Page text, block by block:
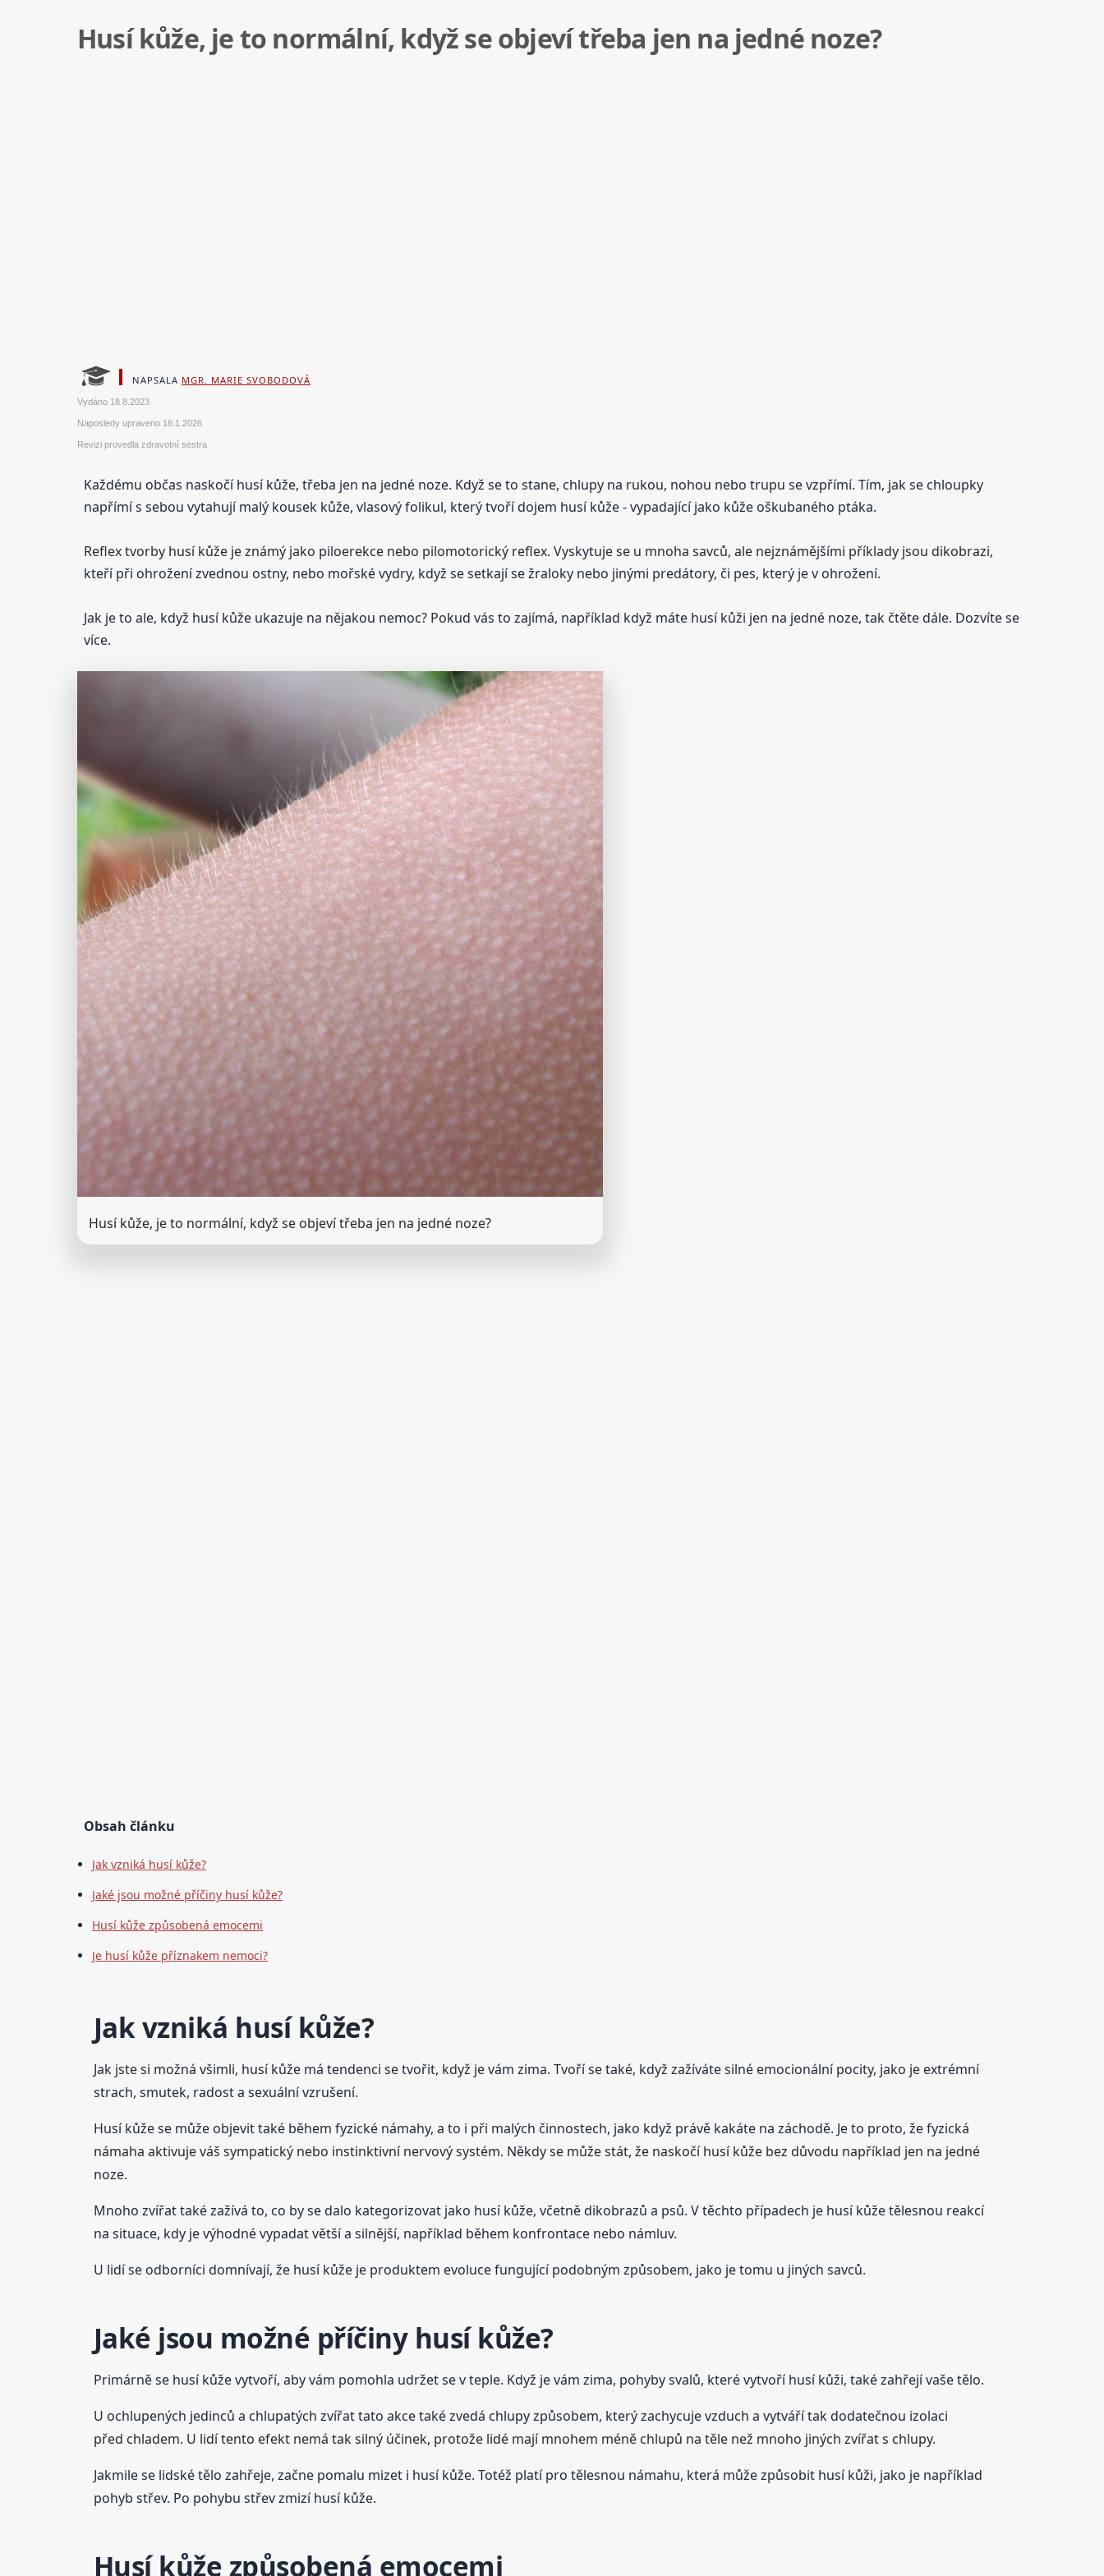
Husí kůže, je to normální, když se objeví třeba jen na jedné noze?
NAPSALA MGR. MARIE SVOBODOVÁ
Vydáno 18.8.2023
Naposledy upraveno 16.1.2026
Revizi provedla zdravotní sestra
Každému občas naskočí husí kůže, třeba jen na jedné noze. Když se to stane, chlupy na rukou, nohou nebo trupu se vzpřímí. Tím, jak se chloupky
napřímí s sebou vytahují malý kousek kůže, vlasový folikul, který tvoří dojem husí kůže - vypadající jako kůže oškubaného ptáka.
Reflex tvorby husí kůže je známý jako piloerekce nebo pilomotorický reflex. Vyskytuje se u mnoha savců, ale nejznámějšími příklady jsou dikobrazi,
kteří při ohrožení zvednou ostny, nebo mořské vydry, když se setkají se žraloky nebo jinými predátory, či pes, který je v ohrožení.
Jak je to ale, když husí kůže ukazuje na nějakou nemoc? Pokud vás to zajímá, například když máte husí kůži jen na jedné noze, tak čtěte dále. Dozvíte se
více.
Husí kůže, je to normální, když se objeví třeba jen na jedné noze?
Obsah článku
Jak vzniká husí kůže?
Jaké jsou možné příčiny husí kůže?
Husí kůže způsobená emocemi
Je husí kůže příznakem nemoci?
Jak vzniká husí kůže?
Jak jste si možná všimli, husí kůže má tendenci se tvořit, když je vám zima. Tvoří se také, když zažíváte silné emocionální pocity, jako je extrémní
strach, smutek, radost a sexuální vzrušení.
Husí kůže se může objevit také během fyzické námahy, a to i při malých činnostech, jako když právě kakáte na záchodě. Je to proto, že fyzická
námaha aktivuje váš sympatický nebo instinktivní nervový systém. Někdy se může stát, že naskočí husí kůže bez důvodu například jen na jedné
noze.
Mnoho zvířat také zažívá to, co by se dalo kategorizovat jako husí kůže, včetně dikobrazů a psů. V těchto případech je husí kůže tělesnou reakcí
na situace, kdy je výhodné vypadat větší a silnější, například během konfrontace nebo námluv.
U lidí se odborníci domnívají, že husí kůže je produktem evoluce fungující podobným způsobem, jako je tomu u jiných savců.
Jaké jsou možné příčiny husí kůže?
Primárně se husí kůže vytvoří, aby vám pomohla udržet se v teple. Když je vám zima, pohyby svalů, které vytvoří husí kůži, také zahřejí vaše tělo.
U ochlupených jedinců a chlupatých zvířat tato akce také zvedá chlupy způsobem, který zachycuje vzduch a vytváří tak dodatečnou izolaci
před chladem. U lidí tento efekt nemá tak silný účinek, protože lidé mají mnohem méně chlupů na těle než mnoho jiných zvířat s chlupy.
Jakmile se lidské tělo zahřeje, začne pomalu mizet i husí kůže. Totéž platí pro tělesnou námahu, která může způsobit husí kůži, jako je například
pohyb střev. Po pohybu střev zmizí husí kůže.
Husí kůže způsobená emocemi